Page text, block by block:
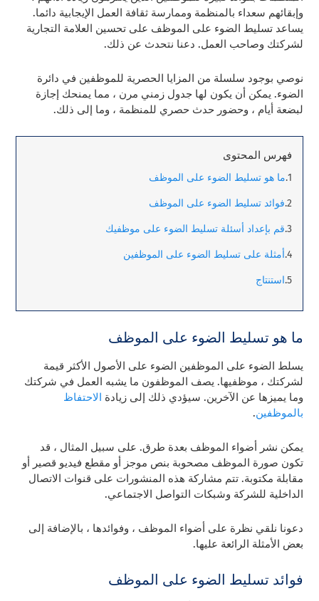
وإبقائهم سعداء بالمنظمة وممارسة ثقافة العمل الإيجابية دائما.
يساعد تسليط الضوء على الموظف على تحسين العلامة التجارية
لشركتك وصاحب العمل. دعنا نتحدث عن ذلك.
نوصي بوجود سلسلة من المزايا الحصرية للموظفين في دائرة
الضوء. يمكن أن يكون لها جدول زمني مرن ، مما يمنحك إجازة
لبضعة أيام ، وحضور حدث حصري للمنظمة ، وما إلى ذلك.
فهرس المحتوى
ما هو تسليط الضوء على الموظف
فوائد تسليط الضوء على الموظف
قم بإعداد أسئلة تسليط الضوء على موظفيك
أمثلة على تسليط الضوء على الموظفين
استنتاج
ما هو تسليط الضوء على الموظف
يسلط الضوء على الموظفين الضوء على الأصول الأكثر قيمة
لشركتك ، موظفيها. يصف الموظفون ما يشبه العمل في شركتك
وما يميزها عن الآخرين. سيؤدي ذلك إلى زيادة
الاحتفاظ
بالموظفين.
يمكن نشر أضواء الموظف بعدة طرق. على سبيل المثال ، قد
تكون صورة الموظف مصحوبة بنص موجز أو مقطع فيديو قصير أو
مقابلة مكتوبة. تتم مشاركة هذه المنشورات على قنوات الاتصال
الداخلية للشركة وشبكات التواصل الاجتماعي.
دعونا نلقي نظرة على أضواء الموظف ، وفوائدها ، بالإضافة إلى
بعض الأمثلة الرائعة عليها.
فوائد تسليط الضوء على الموظف